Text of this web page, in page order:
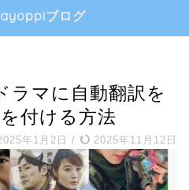
ブログ
ラマに自動翻訳を
付ける方法
年1月2日 / 2025年11月12日